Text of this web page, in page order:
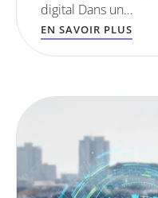
digital Dans un…
EN SAVOIR PLUS